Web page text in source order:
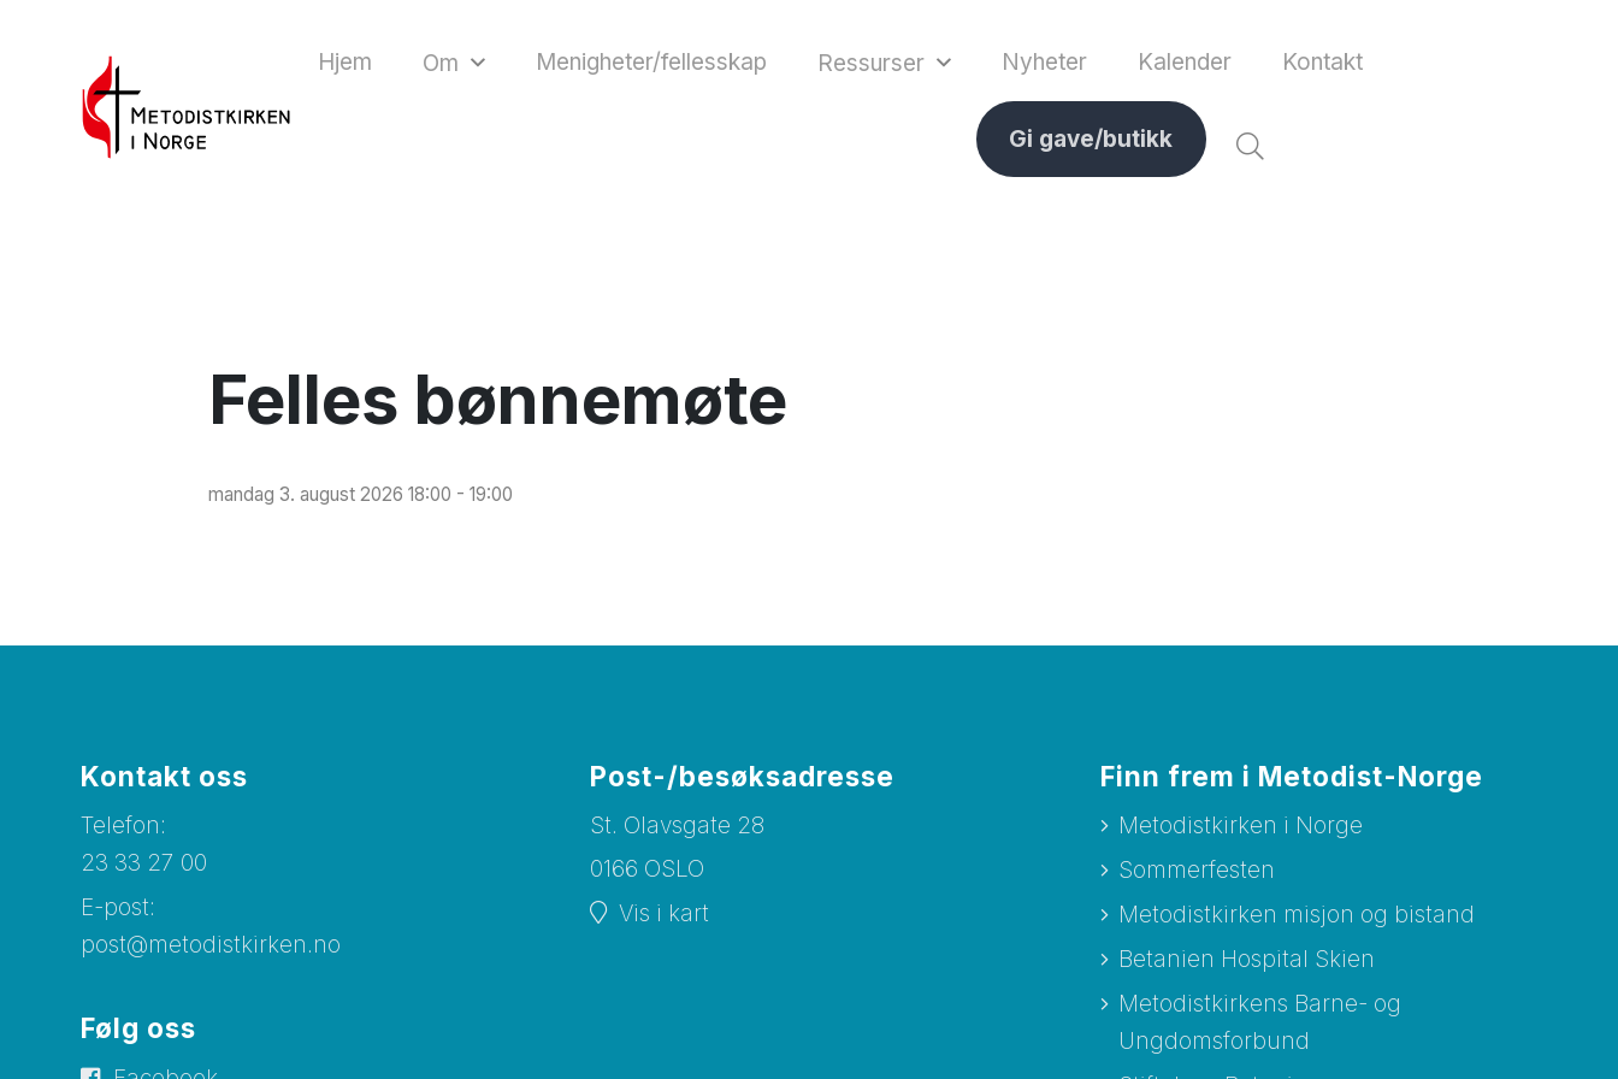
Hjem Om Menigheter/fellesskap Ressurser Nyheter Kalender Kontakt
Gi gave/butikk
Felles bønnemøte
mandag 3. august 2026 18:00 - 19:00
Kontakt oss
Telefon:
23 33 27 00
E-post:
post@metodistkirken.no
Følg oss
Post-/besøksadresse
St. Olavsgate 28
0166 OSLO
Vis i kart
Finn frem i Metodist-Norge
Metodistkirken i Norge
Sommerfesten
Metodistkirken misjon og bistand
Betanien Hospital Skien
Metodistkirkens Barne- og
Ungdomsforbund